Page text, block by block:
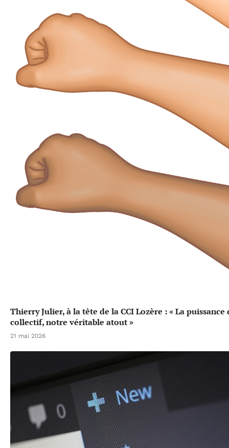
Thierry Julier, à la tête de la CCI Lozère : « La puissance
collectif, notre véritable atout »
21 mai 2026